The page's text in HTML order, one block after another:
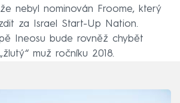
nebyl nominován Froome, který
za Israel Start-Up Nation.
Ineosu bude rovněž chybět
muž ročníku 2018.